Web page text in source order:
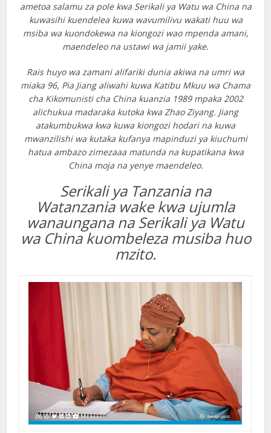
ametoa salamu za pole kwa Serikali ya Watu wa China na
kuwasihi kuendelea kuwa wavumilivu wakati huu wa
msiba wa kuondokewa na kiongozi wao mpenda amani,
maendeleo na ustawi wa jamii yake.
Rais huyo wa zamani alifariki dunia akiwa na umri wa
miaka 96, Pia Jiang aliwahi kuwa Katibu Mkuu wa Chama
cha Kikomunisti cha China kuanzia 1989 mpaka 2002
alichukua madaraka kutoka kwa Zhao Ziyang. Jiang
atakumbukwa kwa kuwa kiongozi hodari na kuwa
mwanzilishi wa kutaka kufanya mapinduzi ya kiuchumi
hatua ambazo zimezaaa matunda na kupatikana kwa
China moja na yenye maendeleo.
Serikali ya Tanzania na
Watanzania wake kwa ujumla
wanaungana na Serikali ya Watu
wa China kuombeleza musiba huo
mzito.